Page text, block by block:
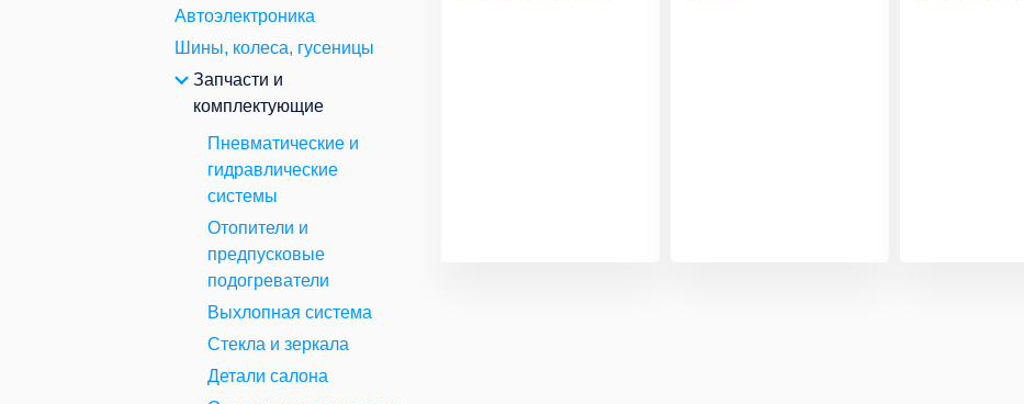
Автоэлектроника
Шины, колеса, гусеницы
Запчасти и
комплектующие
Пневматические и
гидравлические
системы
Отопители и
предпусковые
подогреватели
Выхлопная система
Стекла и зеркала
Детали салона